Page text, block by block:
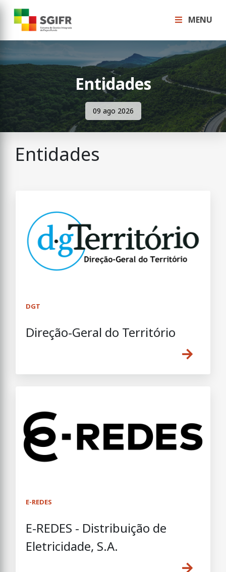
MENU
Entidades
09 ago 2026
Entidades
DGT
Direção-Geral do Território
E-REDES
E-REDES - Distribuição de
Eletricidade, S.A.